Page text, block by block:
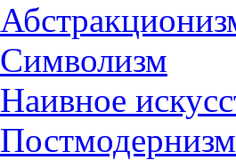
Символизм
Наивное
Постмодернизм